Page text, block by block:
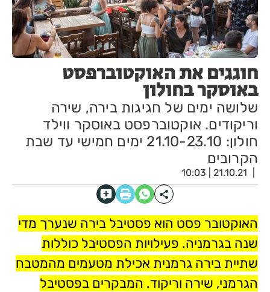
חוגגים את האוקטוברפסט
באוסקר בחולון
שלושה ימים של חגיגות בירה, שירה
וריקודים. אוקטוברפסט באוסקר ווילד
חולון: 21.10-23.10 ימים חמישי עד שבת
הקרובים
21.10.21 | 10:03
האוקטובר פסט הוא פסטיבל בירה שנערך מדי
שנה בגרמניה. פעילויות הפסטיבל כוללות
שתיית בירה גרמנית אכילת מטעמים מהמטבח
הגרמני, שירה וריקוד. המבקרים בפסטיבל